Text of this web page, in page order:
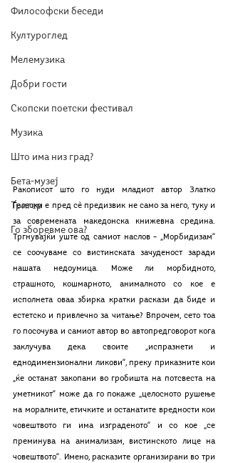
Философски беседи
Културоглед
Мелемузика
Добри гости
Скопски поетски фестивал
Музика
Што има низ град?
Бета-музеј
Тригер
Го зборевме ова?
Ракописот што го нуди младиот автор Златко
Ѓелески е пред сѐ предизвик не само за него, туку и
за современата македонска книжевна средина.
Тргнувајќи уште од самиот наслов – „Морбидизам“
се соочуваме со вистинската зачуденост заради
нашата недоумица. Може ли морбидното,
страшното, кошмарното, анималното со кое е
исполнета оваа збирка кратки раскази да биде и
естетско и привлечно за читање? Впрочем, сето тоа
го посочува и самиот автор во автопредговорот кога
заклучува дека своите „испразнети и
еднодимензионални ликови“, преку приказните кои
„ќе останат закопани во гробишта на потсвеста на
уметникот“ може да го покаже „целосното рушење
на моралните, етичките и останатите вредности кои
човештвото ги има изграденото“ и со кое „се
преминува на анимализам, вистинското лице на
човештвото“. Имено, расказите организирани во три